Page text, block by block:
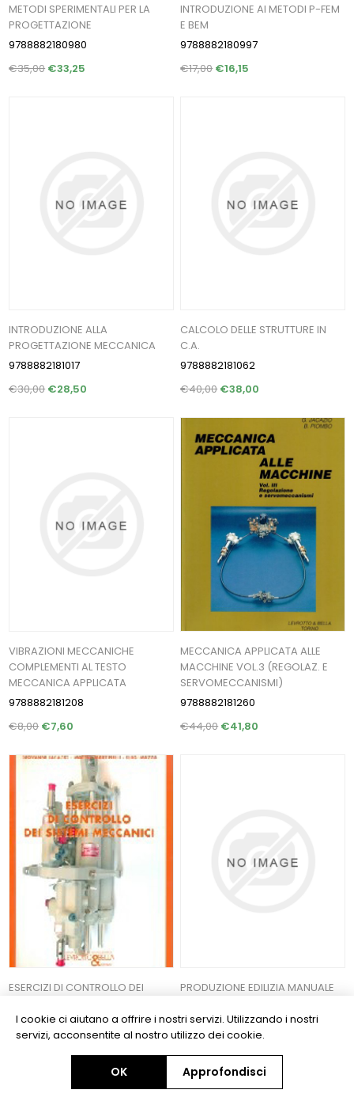
METODI SPERIMENTALI PER LA
PROGETTAZIONE
9788882180980
€35,00 €33,25
INTRODUZIONE AI METODI P-FEM
E BEM
9788882180997
€17,00€16,15
INTRODUZIONE ALLA
PROGETTAZIONE MECCANICA
9788882181017
€30,00 €28,50
CALCOLO DELLE STRUTTURE IN
C.A.
9788882181062
€40,00€38,00
VIBRAZIONI MECCANICHE
COMPLEMENTI AL TESTO
MECCANICA APPLICATA
9788882181208
€8,00 €7,60
MECCANICA APPLICATA ALLE
MACCHINE VOL.3 (REGOLAZ. E
SERVOMECCANISMI)
9788882181260
€44,00€41,80
ESERCIZI DI CONTROLLO DEI
9788882181277
PRODUZIONE EDILIZIA MANUALE
EDILIZIO
9788882181352
€47,50
I cookie ci aiutano a offrire i nostri servizi. Utilizzando i nostri
servizi, acconsentite al nostro utilizzo dei cookie.
OK Approfondisci